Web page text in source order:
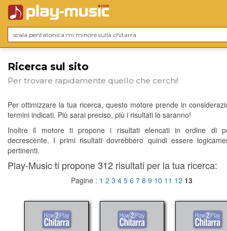
Ricerca sul sito
Per trovare rapidamente quello che cerchi!
Per ottimizzare la tua ricerca, questo motore prende in
termini indicati. Più sarai preciso, più i risultati lo saranno!
Inoltre il motore ti propone i risultati elencati in ordine di
decrescente. I primi risultati dovrebbero quindi essere
pertinenti.
Play-Music ti propone 312 risultati per la tua ricerca:
Pagine : 1 2 3 4 5 6 7 8 9 10 11 12 13